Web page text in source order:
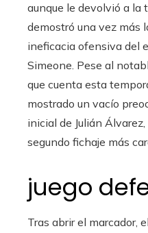
aunque le devolvió a la
demostró una vez más
ineficacia ofensiva del
Simeone. Pese al
que cuenta esta
mostrado un vacío
inicial de Julián
segundo fichaje más
juego
Tras abrir el marcador,